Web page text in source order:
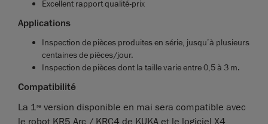
Excellent rapport qualité-prix
Applications
Inspection de pièces produites en série, jusqu’à plusieurs
centaines de pièces/jour.
Inspection de pièces dont la taille varie entre 0,5 à 3 m.
Compatibilité
La 1re version disponible en mai sera compatible avec
le robot KR5 Arc / KRC4 de KUKA et le logiciel X4